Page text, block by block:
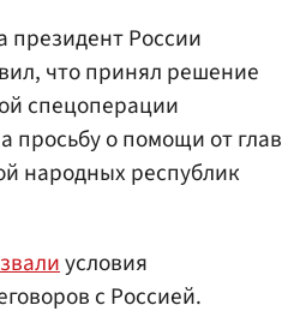
президент России
что принял решение
спецоперации
просьбу о помощи от глав
народных республик
условия
с Россией.